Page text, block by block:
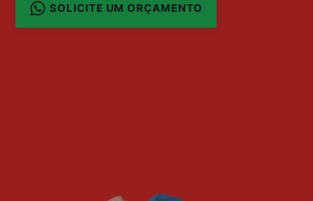
SOLICITE UM ORÇAMENTO